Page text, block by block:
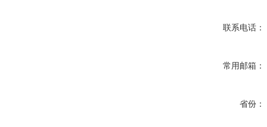
联系电话：
常用邮箱：
省份：